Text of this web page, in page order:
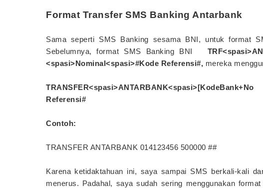
Format Transfer SMS Banking Antarbank
Sama seperti SMS Banking sesama BNI, untuk format
Sebelumnya, format SMS Banking BNI
<spasi>Nominal<spasi>#Kode Referensi#, mereka
Referensi#
Contoh:
TRANSFER ANTARBANK 014123456 500000 ##
Karena ketidaktahuan ini, saya sampai SMS berkali-kali
menerus. Padahal, saya sudah sering menggunakan